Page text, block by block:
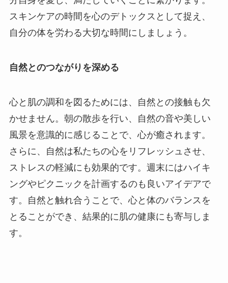
スキンケアの時間を心のデトックスとして捉え、
自分の体を労わる大切な時間にしましょう。
自然とのつながりを深める
心と肌の調和を図るためには、自然との接触も欠
かせません。朝の散歩を行い、自然の音や美しい
風景を意識的に感じることで、心が癒されます。
さらに、自然は私たちの心をリフレッシュさせ、
ストレスの軽減にも効果的です。週末にはハイキ
ングやピクニックを計画するのも良いアイデアで
す。自然と触れ合うことで、心と体のバランスを
とることができ、結果的に肌の健康にも寄与しま
す。